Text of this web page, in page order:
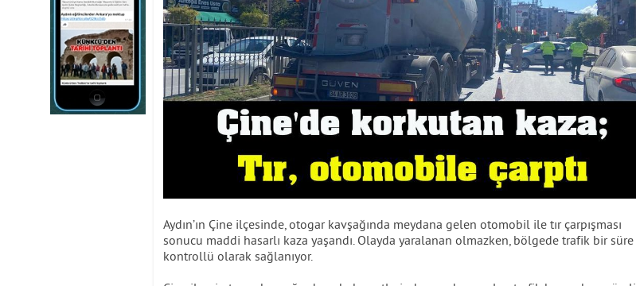
Aydın’ın Çine ilçesinde, otogar kavşağında meydana gelen otomobil ile tır çarpışması
sonucu maddi hasarlı kaza yaşandı. Olayda yaralanan olmazken, bölgede trafik bir süre
kontrollü olarak sağlanıyor.